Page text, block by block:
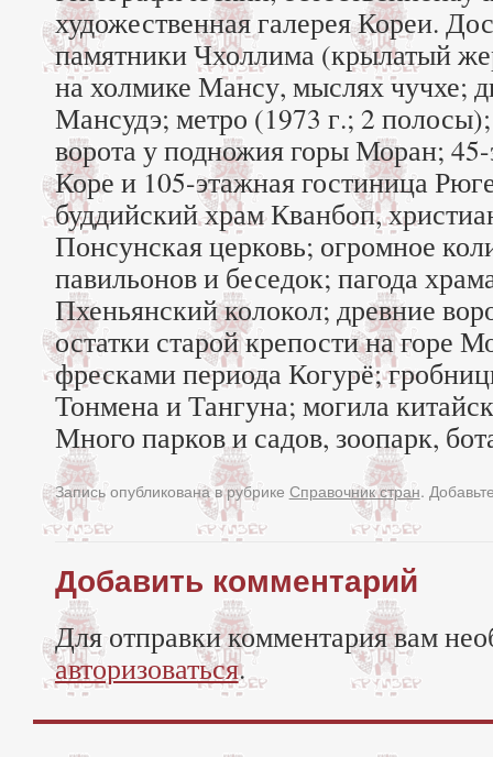
художественная галерея Кореи.
памятники Чхоллима (крылатый
на холмике Мансу, мыслях чучхе;
Мансудэ; метро (1973 г.; 2
ворота у подножия горы Моран;
Коре и 105-этажная гостиница
буддийский храм Кванбоп,
Понсунская церковь; огромное
павильонов и беседок; пагода
Пхеньянский колокол; древние
остатки старой крепости на горе
фресками периода Когурё;
Тонмена и Тангуна; могила
Много парков и садов, зоопарк,
Запись опубликована в рубрике Справочник стран.
Добавить комментарий
Для отправки комментария вам
авторизоваться.